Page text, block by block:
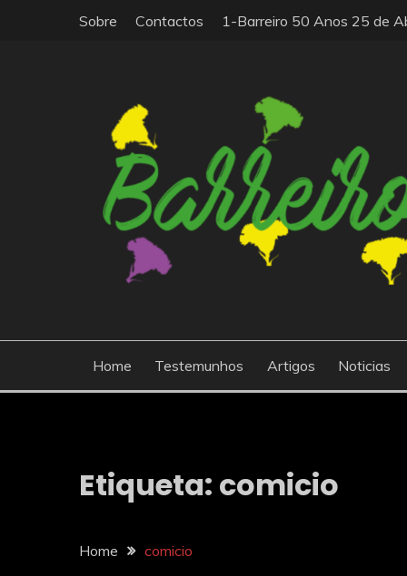
Sobre Contactos 1-Barreiro 50 Anos 25 de
Home
Testemunhos Artigos Noticias
Etiqueta: comicio
Home comicio